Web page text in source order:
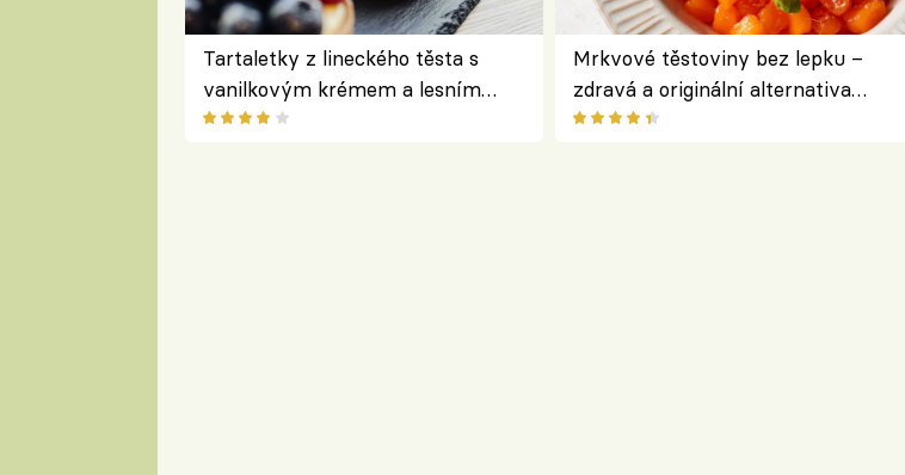
Tartaletky z lineckého těsta s
vanilkovým krémem a lesním
ovocem podle Bread Society
Mrkvové těstoviny bez lepku –
zdravá a originální alternativa
klasiky